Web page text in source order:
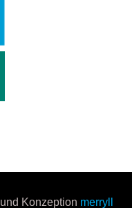
und Konzeption merryll